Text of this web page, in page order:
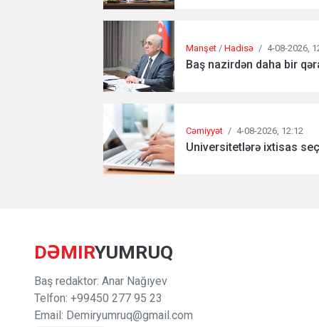
Manşet / Hadisə / 4-08-2026,
Baş nazirdən daha bir
Cəmiyyət / 4-08-2026, 12:12
Universitetlərə ixtisas
DƏMIRYUMRUQ
Baş redaktor: Anar Nağıyev
Telfon: +99450 277 95 23
Email: Demiryumruq@gmail.com